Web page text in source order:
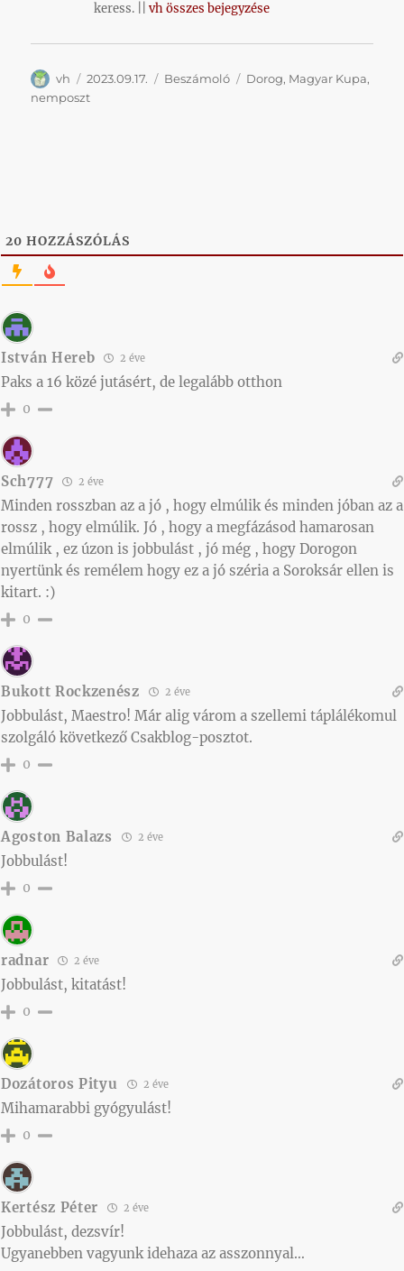
keress. ||vh összes bejegyzése
Szerző
vh Közzétéve
2023.09.17. Kategória
Beszámoló Címke
Dorog, Magyar Kupa,
nemposzt
20 HOZZÁSZÓLÁS
István Hereb 2 éve
Paks a 16 közé jutásért, de legalább otthon
0
Sch777 2 éve
Minden rosszban az a jó , hogy elmúlik és minden jóban az a
rossz , hogy elmúlik. Jó , hogy a megfázásod hamarosan
elmúlik , ez úzon is jobbulást , jó még , hogy Dorogon
nyertünk és remélem hogy ez a jó széria a Soroksár ellen is
kitart. :)
0
Bukott Rockzenész 2 éve
Jobbulást, Maestro! Már alig várom a szellemi táplálékomul
szolgáló következő Csakblog-posztot.
0
Agoston Balazs 2 éve
Jobbulást!
0
radnar 2 éve
Jobbulást, kitatást!
0
Dozátoros Pityu 2 éve
Mihamarabbi gyógyulást!
0
Kertész Péter 2 éve
Jobbulást, dezsvír!
Ugyanebben vagyunk idehaza az asszonnyal…